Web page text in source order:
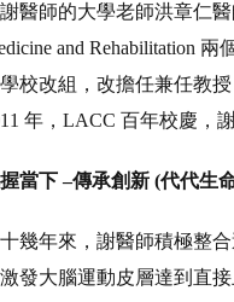
醫師的大學老師洪章仁
and Rehabilitation
校改組，改擔任兼任教授
年，LACC 百年校慶，
當下 –傳承創新 (代代生
幾年來，謝醫師積極整
發大腦運動皮層達到直接